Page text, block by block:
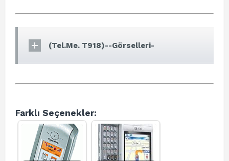
(Tel.Me. T918)--Görselleri-
Farklı Seçenekler: